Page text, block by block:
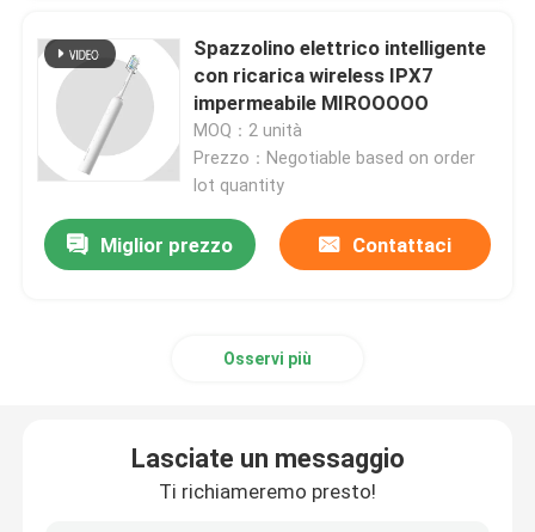
spazzolino da denti elettrico ricaricabile
Spazzolino da denti elettrico adulto
Spazzolino da denti elettrico dei bambini
Spazzolino da denti elettrico astuto
Spazzolino elettrico intelligente
con ricarica wireless IPX7
impermeabile MIROOOOO
MOQ：2 unità
Prezzo：Negotiable based on order
lot quantity
Miglior prezzo Contattaci
Osservi più
Lasciate un messaggio
Ti richiameremo presto!